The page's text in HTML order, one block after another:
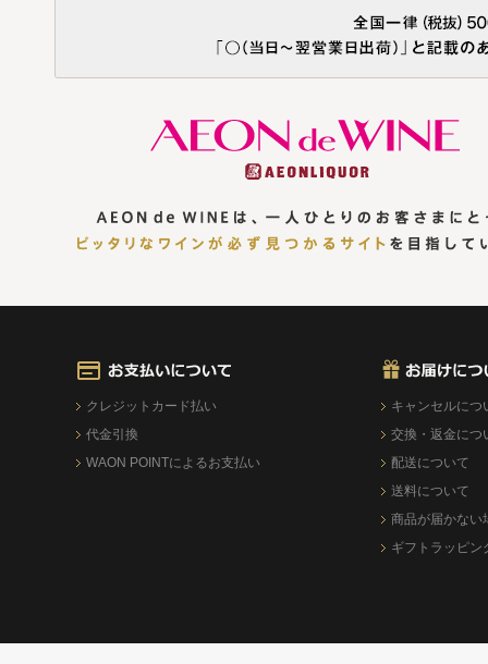
クレジットカード払い
代金引換
WAON POINTによるお支払い
キャンセルにつ
交換・返金につ
配送について
送料について
商品が届かない
ギフトラッピン